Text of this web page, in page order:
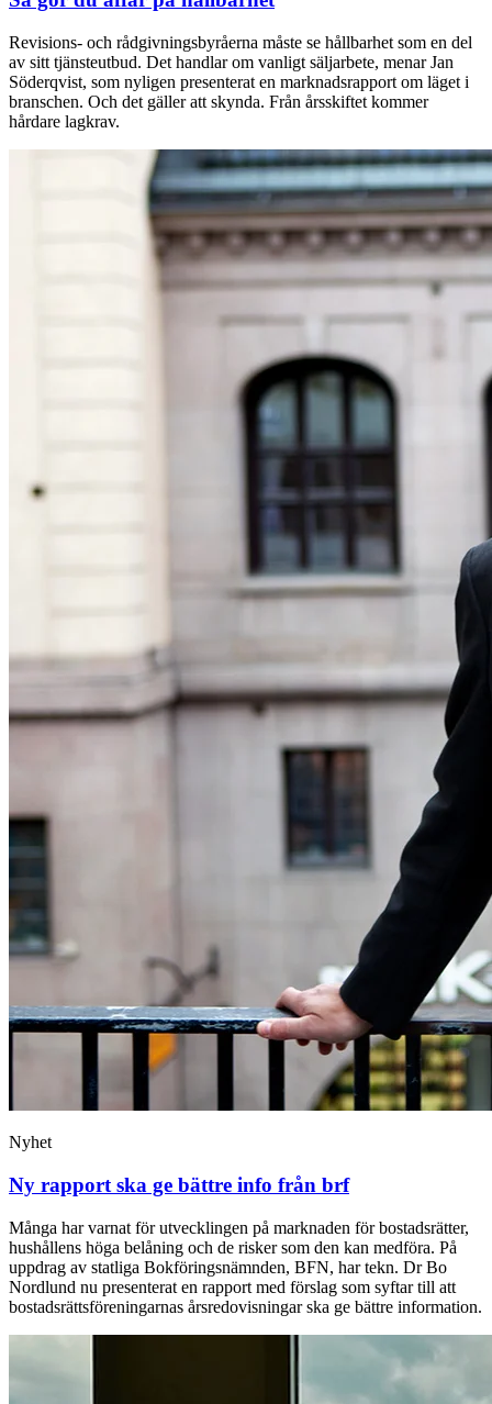
Revisions- och rådgivningsbyråerna måste se hållbarhet som en del
av sitt tjänsteutbud. Det handlar om vanligt säljarbete, menar Jan
Söderqvist, som nyligen presenterat en marknadsrapport om läget i
branschen. Och det gäller att skynda. Från årsskiftet kommer
hårdare lagkrav.
Nyhet
Ny rapport ska ge bättre info från brf
Många har varnat för utvecklingen på marknaden för bostadsrätter,
hushållens höga belåning och de risker som den kan medföra. På
uppdrag av statliga Bokföringsnämnden, BFN, har tekn. Dr Bo
Nordlund nu presenterat en rapport med förslag som syftar till att
bostadsrättsföreningarnas årsredovisningar ska ge bättre information.